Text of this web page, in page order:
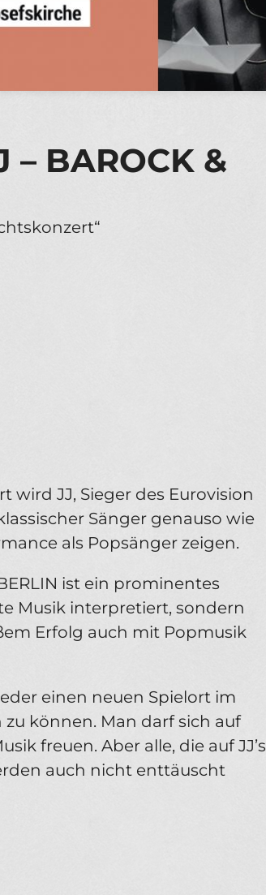
– BAROCK &
wird JJ, Sieger des Eurovision
Sänger genauso wie
als Popsänger zeigen.
ist ein prominentes
Musik interpretiert, sondern
Erfolg auch mit Popmusik
einen neuen Spielort im
können. Man darf sich auf
freuen. Aber alle, die auf JJ’s
auch nicht enttäuscht